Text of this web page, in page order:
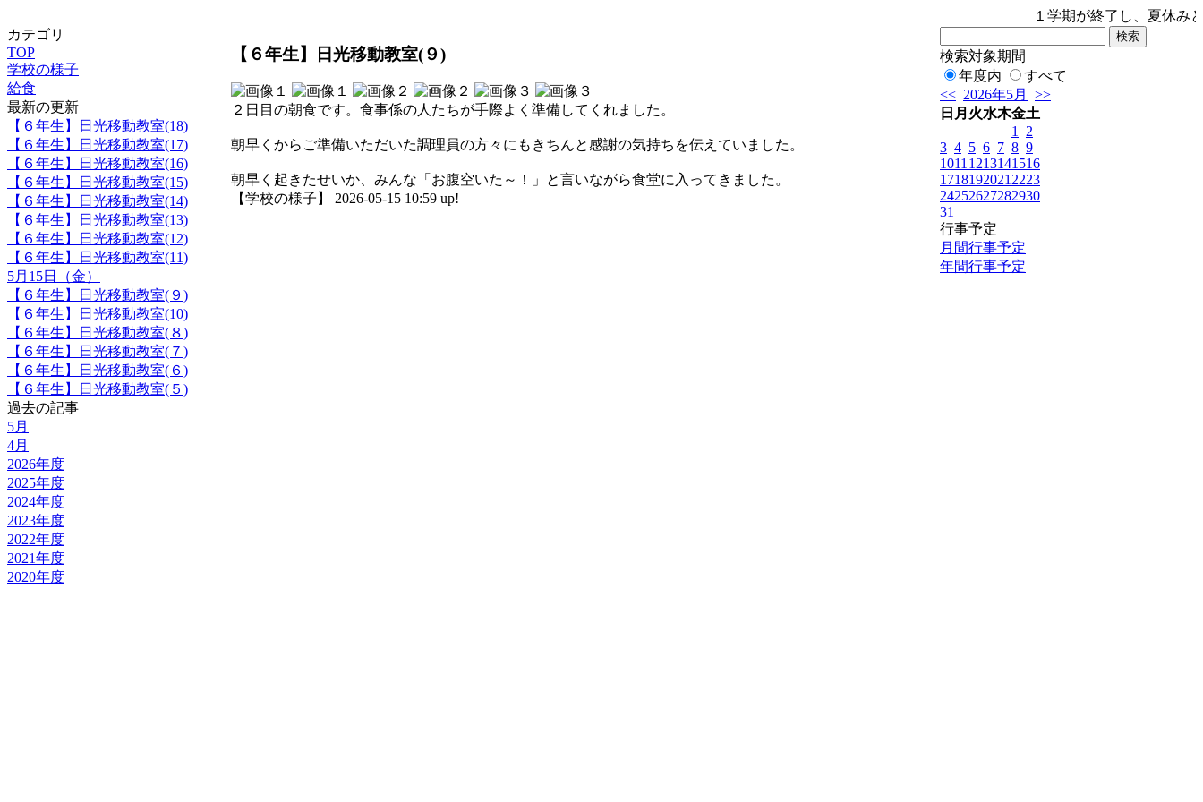
１学期が終了し、夏休み
カテゴリ
TOP
学校の様子
給食
最新の更新
【６年生】日光移動教室(18)
【６年生】日光移動教室(17)
【６年生】日光移動教室(16)
【６年生】日光移動教室(15)
【６年生】日光移動教室(14)
【６年生】日光移動教室(13)
【６年生】日光移動教室(12)
【６年生】日光移動教室(11)
5月15日（金）
【６年生】日光移動教室(９)
【６年生】日光移動教室(10)
【６年生】日光移動教室(８)
【６年生】日光移動教室(７)
【６年生】日光移動教室(６)
【６年生】日光移動教室(５)
過去の記事
5月
4月
2026年度
2025年度
2024年度
2023年度
2022年度
2021年度
2020年度
【６年生】日光移動教室(９)
２日目の朝食です。食事係の人たちが手際よく準備してくれました。
朝早くからご準備いただいた調理員の方々にもきちんと感謝の気持ちを伝えていました。
朝早く起きたせいか、みんな「お腹空いた～！」と言いながら食堂に入ってきました。
【学校の様子】 2026-05-15 10:59 up!
検索対象期間
年度内
すべて
<< 2026年5月
>>
日 月 火水木金土
1
2
3 4 5 6 7 8 9
1011 1213141516
1718192021 2223
24252627282930
31
行事予定
月間行事予定
年間行事予定